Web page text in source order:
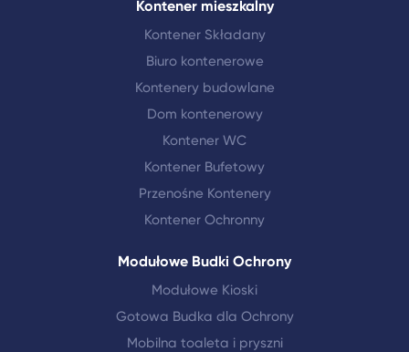
Kontener mieszkalny
Kontener Składany
Biuro kontenerowe
Kontenery budowlane
Dom kontenerowy
Kontener WC
Kontener Bufetowy
Przenośne Kontenery
Kontener Ochronny
Modułowe Budki Ochrony
Modułowe Kioski
Gotowa Budka dla Ochrony
Mobilna toaleta i pryszni